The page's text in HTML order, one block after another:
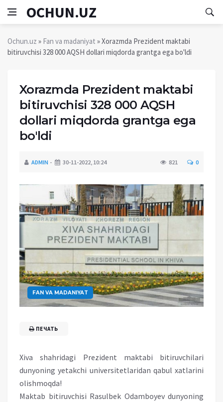
OCHUN.UZ
Ochun.uz » Fan va madaniyat » Xorazmda Prezident maktabi
bitiruvchisi 328 000 AQSH dollari miqdorda grantga ega bo'ldi
Xorazmda Prezident maktabi
bitiruvchisi 328 000 AQSH
dollari miqdorda grantga ega
bo'ldi
ADMIN 30-11-2022, 10:24 821 0
FAN VA MADANIYAT
ПЕЧАТЬ
Xiva shahridagi Prezident maktabi bitiruvchilari
dunyoning yetakchi universitetlaridan qabul xatlarini
olishmoqda!
Maktab bitiruvchisi Rasulbek Odamboyev dunyoning